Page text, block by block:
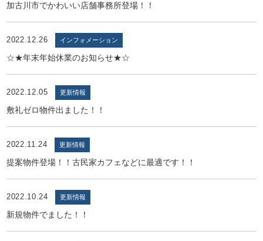
加古川市でかわいい店舗事務所登場！！
2022.12.26 インフォメーション
☆★年末年始休業のお知らせ★☆
2022.12.05 更新情報
敷礼ゼロ物件出ました！！
2022.11.24 更新情報
提案物件登場！！古民家カフェなどに最適です！！
2022.10.24 更新情報
新規物件でました！！